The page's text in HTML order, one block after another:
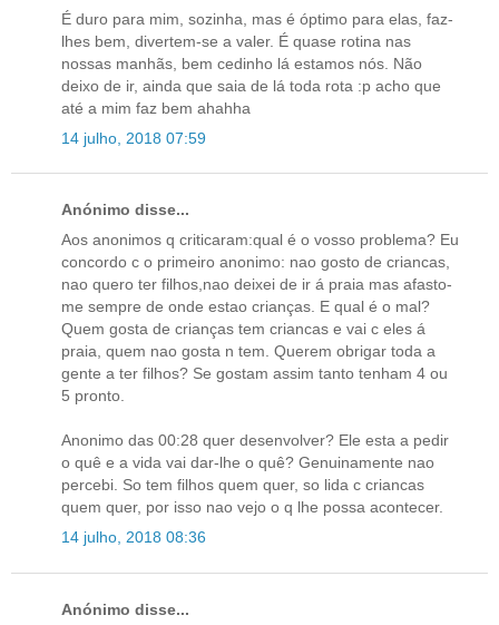
É duro para mim, sozinha, mas é óptimo para elas, faz-
lhes bem, divertem-se a valer. É quase rotina nas
nossas manhãs, bem cedinho lá estamos nós. Não
deixo de ir, ainda que saia de lá toda rota :p acho que
até a mim faz bem ahahha
14 julho, 2018 07:59
Anónimo disse...
Aos anonimos q criticaram:qual é o vosso problema? Eu
concordo c o primeiro anonimo: nao gosto de criancas,
nao quero ter filhos,nao deixei de ir á praia mas afasto-
me sempre de onde estao crianças. E qual é o mal?
Quem gosta de crianças tem criancas e vai c eles á
praia, quem nao gosta n tem. Querem obrigar toda a
gente a ter filhos? Se gostam assim tanto tenham 4 ou
5 pronto.
Anonimo das 00:28 quer desenvolver? Ele esta a pedir
o quê e a vida vai dar-lhe o quê? Genuinamente nao
percebi. So tem filhos quem quer, so lida c criancas
quem quer, por isso nao vejo o q lhe possa acontecer.
14 julho, 2018 08:36
Anónimo disse...